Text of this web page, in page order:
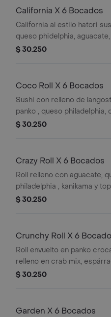
California X 6 Bocados
California al estilo hatori
queso phidelphia,
crab mix (exquisito picadillo
$ 30.250
Coco Roll X 6 Bocados
Sushi con relleno de
panko , queso philadelphia,
natural y tope de mango.
$ 30.250
Crazy Roll X 6 Bocados
Roll relleno con aguacate,
philadelphia , kanikama y
pescado blanco gratinado
$ 30.250
Crunchy Roll X 6
Roll envuelto en panko
relleno en crab mix,
aguacate.
$ 30.250
Garden X 6 Bocados